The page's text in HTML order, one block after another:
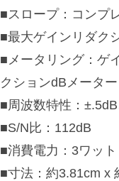
■スロープ：コンプ
■最大ゲインリダク
■メータリング：ゲ
クションdBメーター
■周波数特性：
■S/N比：112dB
■消費電力：3ワット
■寸法：約3.81cm x